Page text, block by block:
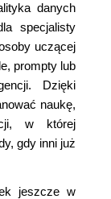
danych
specjalisty
uczącej
prompty lub
Dzięki
naukę,
w której
gdy inni już
jeszcze w